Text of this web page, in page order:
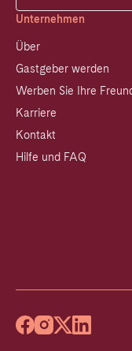
Unternehmen
Über
Gastgeber werden
Werben Sie Ihre
Karriere
Kontakt
Hilfe und FAQ